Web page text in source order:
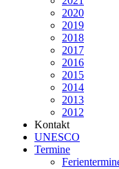
2020
2019
2018
2017
2016
2015
2014
2013
2012
Kontakt
UNESCO
Termine